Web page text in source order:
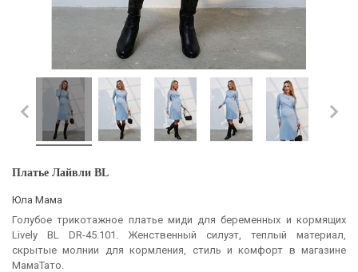
Платье Лайвли BL
Юла Мама
Голубое трикотажное платье миди для беременных и кормящих
Lively BL DR-45.101. Женственный силуэт, теплый материал,
скрытые молнии для кормления, стиль и комфорт в магазине
МамаТато.